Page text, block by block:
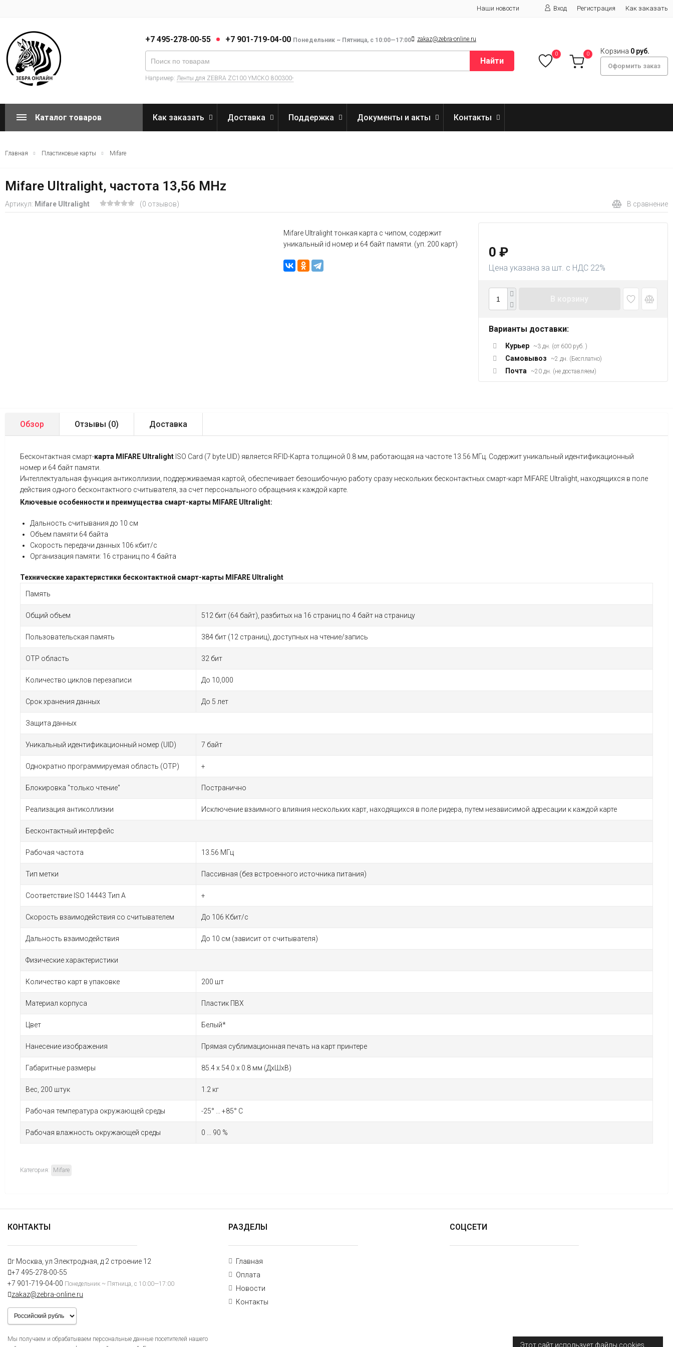
Этот сайт использует файлы cookies
Наши новости Вход Регистрация Как заказать
+7 495-278-00-55 +7 901-719-04-00 Понедельник ~ Пятница, с 10:00—17:00 zakaz@zebra-online.ru
Найти
Например: Ленты для ZEBRA ZC100 YMCKO 800300-
0 0 Корзина 0 руб.
Оформить заказ
Каталог товаров Как заказать Доставка Поддержка Документы и акты Контакты
Главная Пластиковые карты Mifare
Mifare Ultralight, частота 13,56 MHz
Артикул: Mifare Ultralight (0 отзывов) В сравнение
Mifare Ultralight тонкая карта с чипом, содержит
уникальный id номер и 64 байт памяти. (уп. 200 карт)
0 ₽
Цена указана за шт. с НДС 22%
Варианты доставки:
Курьер ~3 дн. (от 600 руб. )
Самовывоз ~2 дн. (Бесплатно)
Почта ~20 дн. (не доставляем)
Обзор Отзывы (0) Доставка
Бесконтактная смарт-карта MIFARE Ultralight ISO Card (7 byte UID) является RFID-Карта толщиной 0.8 мм, работающая на частоте 13.56 МГц. Содержит уникальный идентификационный
номер и 64 байт памяти.
Интеллектуальная функция антиколлизии, поддерживаемая картой, обеспечивает безошибочную работу сразу нескольких бесконтактных смарт-карт MIFARE Ultralight, находящихся в поле
действия одного бесконтактного считывателя, за счет персонального обращения к каждой карте.
Ключевые особенности и преимущества смарт-карты MIFARE Ultralight:
Дальность считывания до 10 см
Объем памяти 64 байта
Скорость передачи данных 106 кбит/с
Организация памяти: 16 страниц по 4 байта
Технические характеристики бесконтактной смарт-карты MIFARE Ultralight
Память
Общий объем 512 бит (64 байт), разбитых на 16 страниц по 4 байт на страницу
Пользовательская память 384 бит (12 страниц), доступных на чтение/запись
OTP область 32 бит
Количество циклов перезаписи До 10,000
Срок хранения данных До 5 лет
Защита данных
Уникальный идентификационный номер (UID) 7 байт
Однократно программируемая область (OTP) +
Блокировка "только чтение" Постранично
Реализация антиколлизии Исключение взаимного влияния нескольких карт, находящихся в поле ридера, путем независимой адресации к каждой карте
Бесконтактный интерфейс
Рабочая частота 13.56 МГц
Тип метки Пассивная (без встроенного источника питания)
Соответствие ISO 14443 Тип A +
Скорость взаимодействия со считывателем До 106 Кбит/с
Дальность взаимодействия До 10 см (зависит от считывателя)
Физические характеристики
Количество карт в упаковке 200 шт
Материал корпуса Пластик ПВХ
Цвет Белый*
Нанесение изображения Прямая сублимационная печать на карт принтере
Габаритные размеры 85.4 x 54.0 x 0.8 мм (ДxШxВ)
Вес, 200 штук 1.2 кг
Рабочая температура окружающей среды -25° ... +85° С
Рабочая влажность окружающей среды 0 ... 90 %
Категория: Mifare
КОНТАКТЫ
г Москва, ул Электродная, д 2 строение 12
+7 495-278-00-55
+7 901-719-04-00 Понедельник ~ Пятница, с 10:00—17:00
zakaz@zebra-online.ru
Мы получаем и обрабатываем персональные данные посетителей нашего
РАЗДЕЛЫ
Главная
Оплата
Новости
Контакты
СОЦСЕТИ